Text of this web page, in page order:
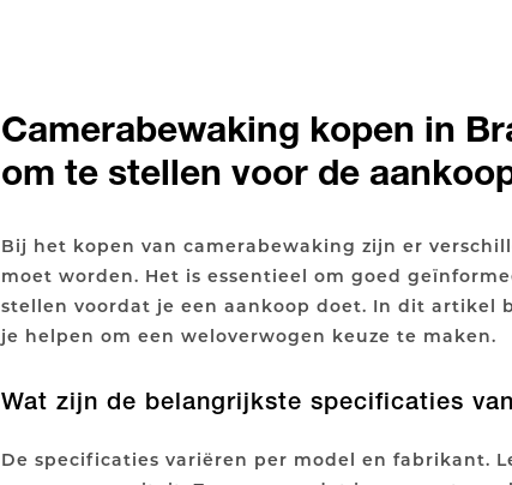
Camerabewaking kopen in
om te stellen voor de
Bij het kopen van camerabewaking zijn er
moet worden. Het is essentieel om goed
stellen voordat je een aankoop doet. In dit artikel
je helpen om een weloverwogen keuze te maken.
Wat zijn de belangrijkste specificaties
De specificaties variëren per model en fabrikant.